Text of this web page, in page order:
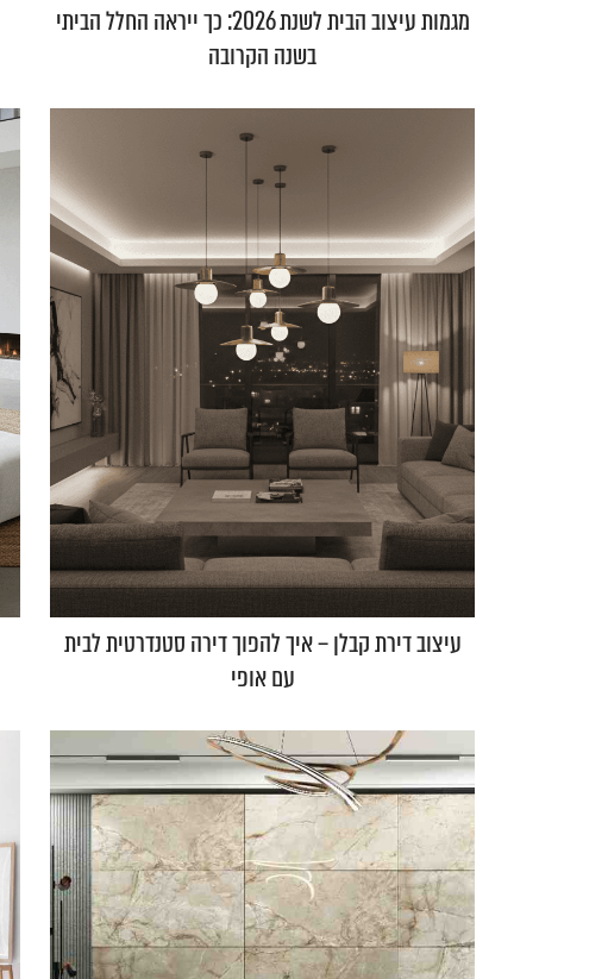
מגמות עיצוב הבית לשנת 2026: כך ייראה החלל הביתי
בשנה הקרובה
עיצוב דירת קבלן – איך להפוך דירה סטנדרטית לבית
עם אופי